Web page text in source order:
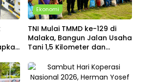
Ekonomi
TNI Mulai TMMD ke-129 di
Malaka, Bangun Jalan Usaha
Tani 1,5 Kilometer dan
untuk Warga